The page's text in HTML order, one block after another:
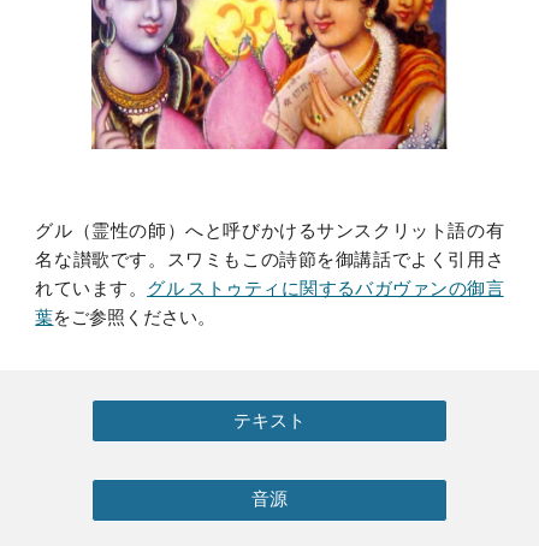
グル（霊性の師）へと呼びかけるサンスクリット語の有
名な讃歌です。スワミもこの詩節を御講話でよく引用さ
れています。 グル ストゥティに関するバガヴァンの御言
葉をご参照ください。
テキスト
音源